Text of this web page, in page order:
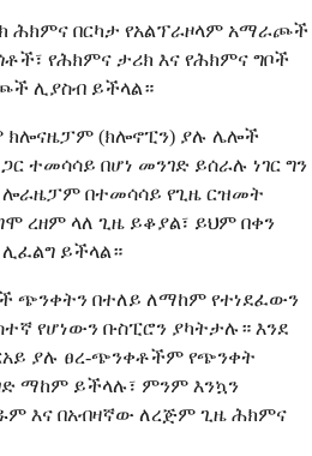
ሕክምና በርካታ የአልፕራዞላም አማራጮች
የሕክምና ታሪክ እና የሕክምና ግቦች
ሊያስብ ይችላል።
ክሎናዜፓም (ክሎኖፒን) ያሉ ሌሎች
ተመሳሳይ በሆነ መንገድ ይሰራሉ ነገር ግን
ሎራዜፓም በተመሳሳይ የጊዜ ርዝመት
ረዘም ላለ ጊዜ ይቆያል፣ ይህም በቀን
ይችላል።
ጭንቀትን በተለይ ለማከም የተነደፈውን
የሆነውን ቡስፒሮን ያካትታሉ። እንደ
ያሉ ፀረ-ጭንቀቶችም የጭንቀት
ማከም ይችላሉ፣ ምንም እንኳን
እና በአብዛኛው ለረጅም ጊዜ ሕክምና